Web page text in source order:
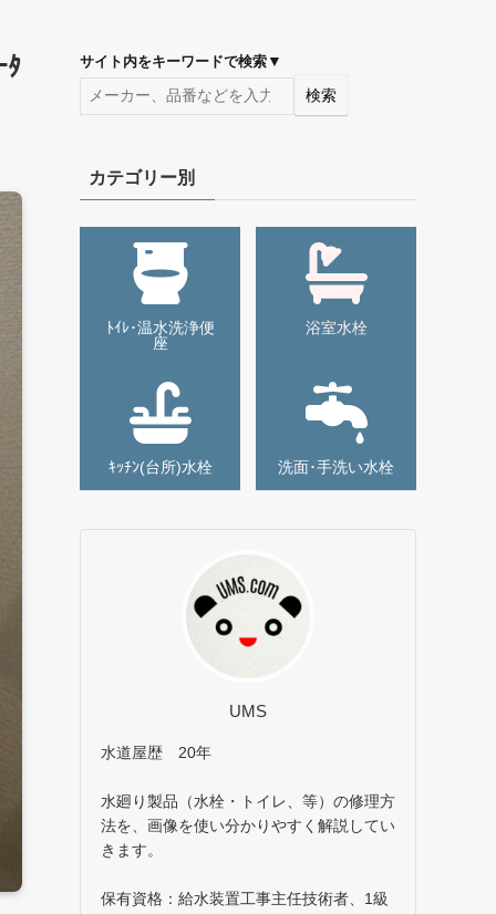
ﾀ サイト内をキーワードで検索 ▼
検索
カテゴリー別
ﾄｲﾚ･温水洗浄便
座
浴室水栓
ｷｯﾁﾝ(台所)水栓 洗面･手洗い水栓
UMS
水道屋歴 20年
水廻り製品（水栓・トイレ、等）の修理方
法を、画像を使い分かりやすく解説してい
きます。
保有資格：給水装置工事主任技術者、1級